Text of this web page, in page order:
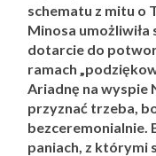
schematu z mitu o
Minosa
dotarcie do
ramach
Ariadnę na wyspie
przyznać trzeba,
bezceremonialnie.
paniach, z którymi